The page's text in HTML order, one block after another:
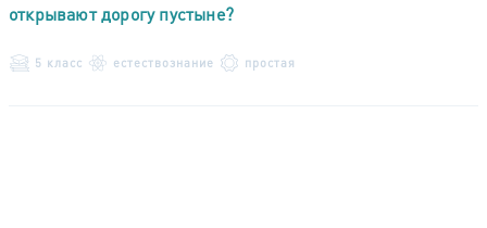
открывают дорогу пустыне?
5 класс естествознание простая